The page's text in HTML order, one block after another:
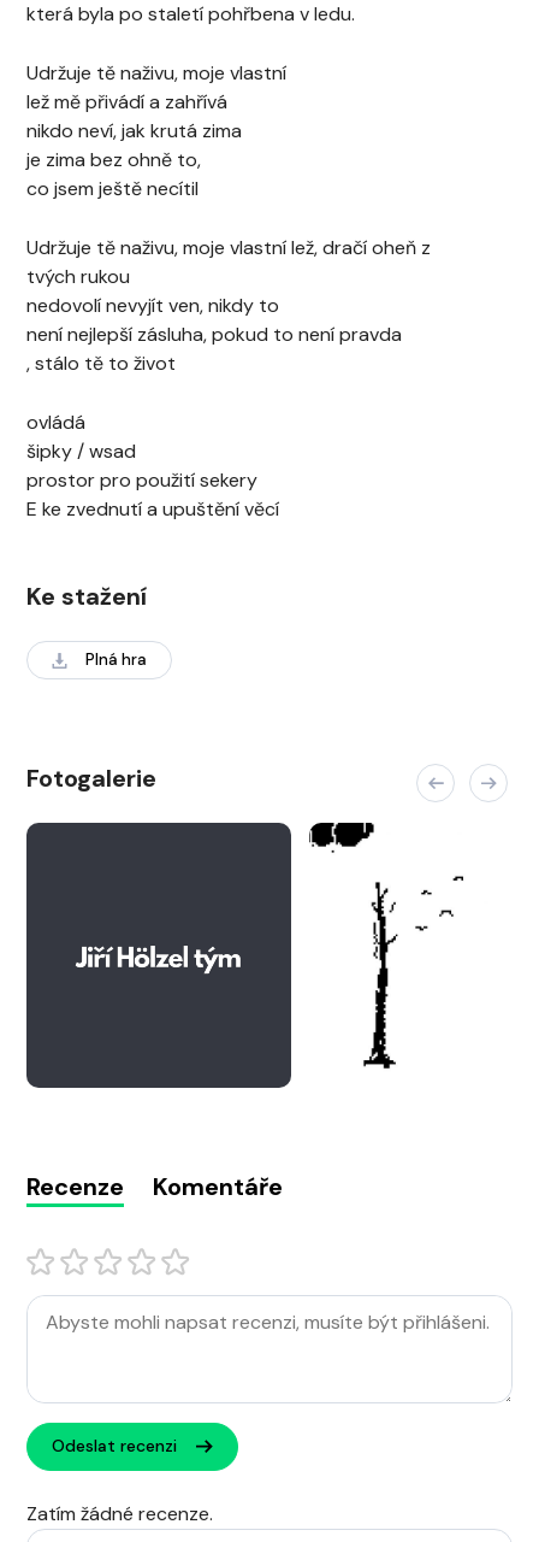
která byla po staletí pohřbena v ledu.
Udržuje tě naživu, moje vlastní
lež mě přivádí a zahřívá
nikdo neví, jak krutá zima
je zima bez ohně to,
co jsem ještě necítil
Udržuje tě naživu, moje vlastní lež, dračí oheň z
tvých rukou
nedovolí nevyjít ven, nikdy to
není nejlepší zásluha, pokud to není pravda
, stálo tě to život
ovládá
šipky / wsad
prostor pro použití sekery
E ke zvednutí a upuštění věcí
Ke stažení
Plná hra
Fotogalerie
Recenze Komentáře
Odeslat recenzi
Zatím žádné recenze.